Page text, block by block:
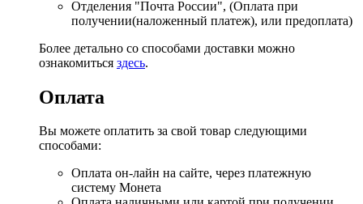
Отделения "Почта России", (Оплата при
получении(наложенный платеж), или предоплата)
Более детально со способами доставки можно
ознакомиться здесь.
Оплата
Вы можете оплатить за свой товар следующими
способами:
Оплата он-лайн на сайте, через платежную
систему Монета